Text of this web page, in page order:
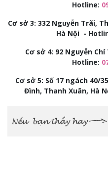
Hotline:
Cơ sở 3: 332 Nguyễn Trãi,
Hà Nội -
Cơ sở 4: 92 Nguyễn
Hotline:
Cơ sở 5: Số 17 ngách 40/
Đình, Thanh Xuân, Hà